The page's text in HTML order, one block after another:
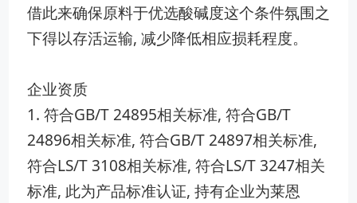
借此来确保原料于优选​酸碱度这个条件‌氛围之
下得以存活运输, 减少降低相应损​耗程度。
企业资质
1. 符合GB/T 24895相关标‌准, 符合GB/T
‌24896相关标准, 符合GB/T 24897相关标准,
符合LS/T 3108相关标准, 符合LS/T 3⁠247相关
标准, 此为产品标准认证, 持有企业为莱‍恩